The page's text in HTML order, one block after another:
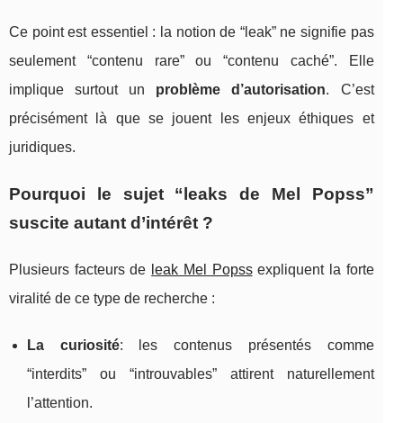
Ce point est essentiel : la notion de “leak” ne signifie pas
seulement “contenu rare” ou “contenu caché”. Elle
implique surtout un problème d’autorisation. C’est
précisément là que se jouent les enjeux éthiques et
juridiques.
Pourquoi le sujet “leaks de Mel Popss”
suscite autant d’intérêt ?
Plusieurs facteurs de leak Mel Popssexpliquent la forte
viralité de ce type de recherche :
La curiosité: les contenus présentés comme
“interdits” ou “introuvables” attirent naturellement
l’attention.